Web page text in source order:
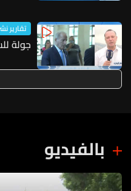
تقارير
جولة
بالفيديو